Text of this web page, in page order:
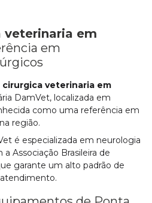
veterinaria em
em
cirurgica veterinaria em
DamVet, localizada em
como uma referência em
região.
é especializada em neurologia
Associação Brasileira de
garante um alto padrão de